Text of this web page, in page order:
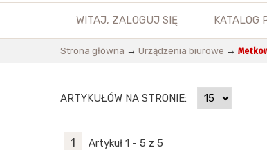
WITAJ, ZALOGUJ SIĘ KATALOG
Strona główna → Urządzenia biurowe →
ARTYKUŁÓW NA STRONIE:
1 Artykuł 1 - 5 z 5